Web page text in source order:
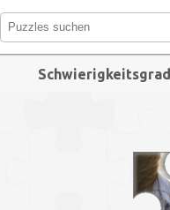
Schwierigkeitsgrad